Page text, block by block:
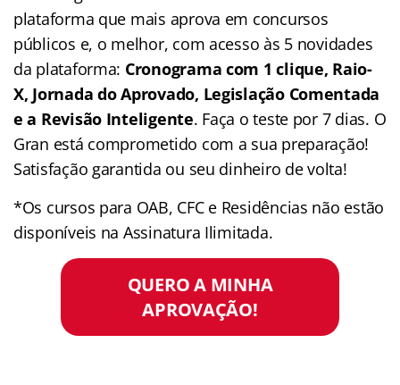
plataforma que mais aprova em concursos
públicos e, o melhor, com acesso às 5 novidades
da plataforma: Cronograma com 1 clique, Raio-
X, Jornada do Aprovado, Legislação Comentada
e a Revisão Inteligente. Faça o teste por 7 dias. O
Gran está comprometido com a sua preparação!
Satisfação garantida ou seu dinheiro de volta!
*Os cursos para OAB, CFC e Residências não estão
disponíveis na Assinatura Ilimitada.
QUERO A MINHA
APROVAÇÃO!